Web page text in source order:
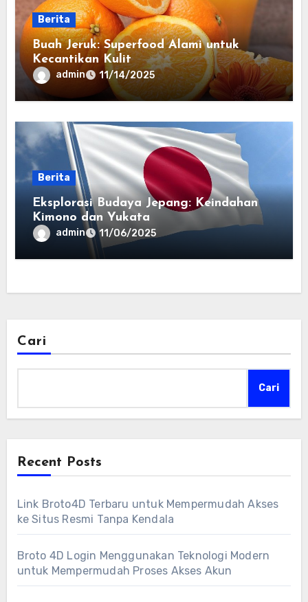
Berita
Buah Jeruk: Superfood Alami untuk
Kecantikan Kulit
admin 11/14/2025
Berita
Eksplorasi Budaya Jepang: Keindahan
Kimono dan Yukata
admin 11/06/2025
Cari
Cari
Recent Posts
Link Broto4D Terbaru untuk Mempermudah Akses
ke Situs Resmi Tanpa Kendala
Broto 4D Login Menggunakan Teknologi Modern
untuk Mempermudah Proses Akses Akun